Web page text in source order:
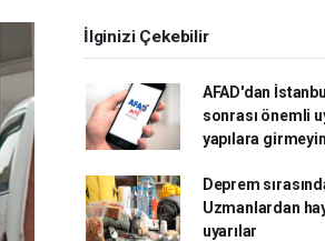
İlginizi Çekebilir
AFAD'dan
sonrası önemli
yapılara
Deprem
Uzmanlardan
uyarılar